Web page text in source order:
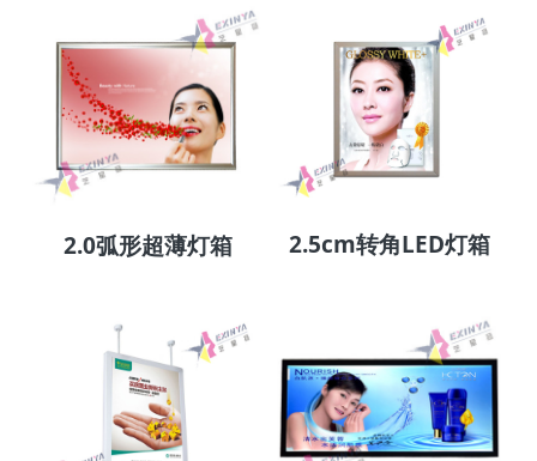
2.0弧形超薄灯箱 2.5cm转角LED灯箱